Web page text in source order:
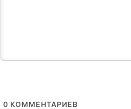
0 КОММЕНТАРИЕВ